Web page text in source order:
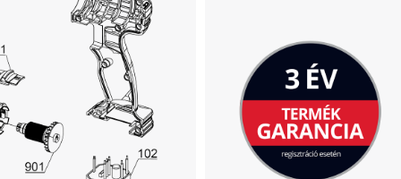
This content is not permitted to load due
to trackers that are not disclosed to the
visitor. The website owner needs to setup
the site with their CMP to add this content
to the list of technologies used.
Powered by
Usercentrics Consent
Management Platform